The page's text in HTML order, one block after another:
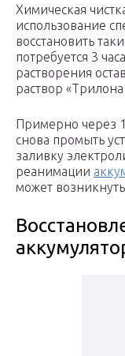
Химическая
использование
восстановить
потребуется 3
растворения
раствор «Трилона
Примерно через
снова промыть
заливку
реанимации
может